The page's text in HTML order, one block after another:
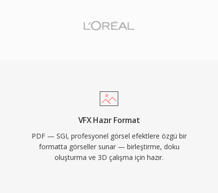
VFX Hazır Format
PDF — SGI, profesyonel görsel efektlere özgü bir
formatta görseller sunar — birleştirme, doku
oluşturma ve 3D çalışma için hazır.